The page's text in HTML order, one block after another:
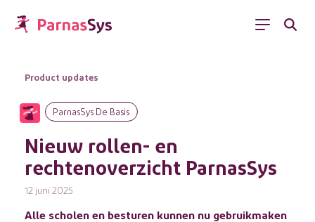
Product updates
ParnasSys De Basis
Nieuw rollen- en
rechtenoverzicht ParnasSys
12 juni 2025
Alle scholen en besturen kunnen nu gebruikmaken